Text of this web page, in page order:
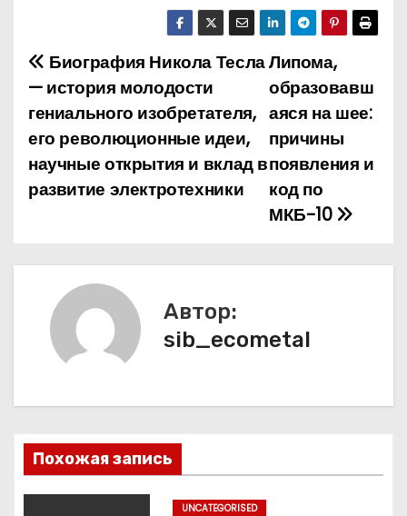
Н
а
в
и
а
п
о
з
Липома,
образовавш
аяся на шее:
причины
появления и
код по
МКБ-10
Биография Никола Тесла
— история молодости
гениального изобретателя,
его революционные идеи,
научные открытия и вклад в
развитие электротехники
Автор:
sib_ecometal
Похожая запись
UNCATEGORISED